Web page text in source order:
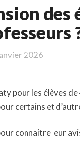
est
des
au
professeurs
?
des
2026
pour les élèves de
certains et
connaitre leur